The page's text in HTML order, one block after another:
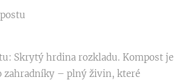
Skrytý hrdina rozkladu. Kompost je
zahradníky – plný živin, které